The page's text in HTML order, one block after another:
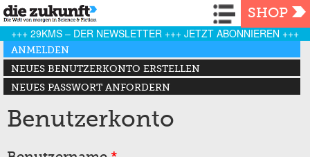
Navigation
SHOP
+++ 29KMS – DER NEWSLETTER +++ JETZT ABONNIEREN +++
Haupt-Reiter
ANMELDEN
(AKTIVER REITER)
NEUES BENUTZERKONTO ERSTELLEN
NEUES PASSWORT ANFORDERN
Benutzerkonto